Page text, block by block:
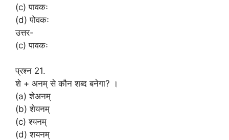
(c) पावकः
(d) पोवकः
उत्तर-
(c) पावकः
प्रश्न 21.
शे + अनम् से कौन शब्द बनेगा? ।
(a) शेअनम्
(b) शेयनम्
(c) श्यनम्
(d) शयनम्